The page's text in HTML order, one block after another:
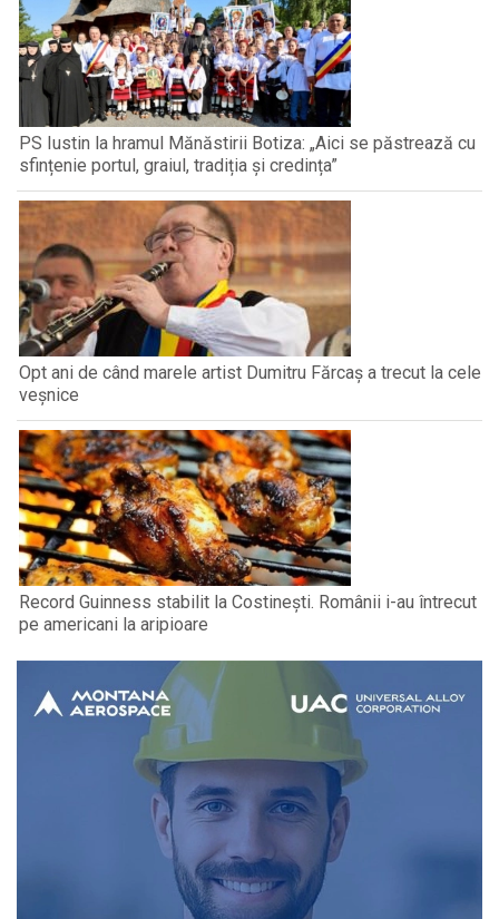
PS Iustin la hramul Mănăstirii Botiza: „Aici se păstrează cu
sfințenie portul, graiul, tradiția și credința”
Opt ani de când marele artist Dumitru Fărcaș a trecut la cele
veșnice
Record Guinness stabilit la Costinești. Românii i-au întrecut
pe americani la aripioare